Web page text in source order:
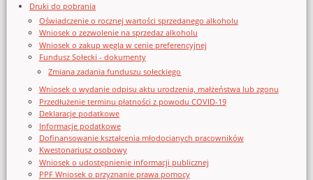
Druki do pobrania
Oświadczenie o rocznej wartości sprzedanego alkoholu
Wniosek o zezwolenie na sprzedaz alkoholu
Wniosek o zakup węgla w cenie preferencyjnej
Fundusz Sołecki - dokumenty
Zmiana zadania funduszu sołeckiego
Wniosek o wydanie odpisu aktu urodzenia, małżeństwa lub zgonu
Przedłużenie terminu płatności z powodu COVID-19
Deklaracje podatkowe
Informacje podatkowe
Dofinansowanie kształcenia młodocianych pracowników
Kwestonariusz osobowy
Wniosek o udostępnienie informacji publicznej
PPF Wniosek o przyznanie prawa pomocy